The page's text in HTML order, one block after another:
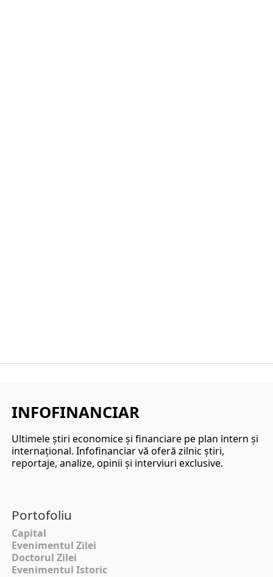
INFOFINANCIAR
Ultimele ştiri economice şi financiare pe plan intern şi
internaţional. Infofinanciar vă oferă zilnic ştiri,
reportaje, analize, opinii şi interviuri exclusive.
Portofoliu
Capital
Evenimentul Zilei
Doctorul Zilei
Evenimentul Istoric